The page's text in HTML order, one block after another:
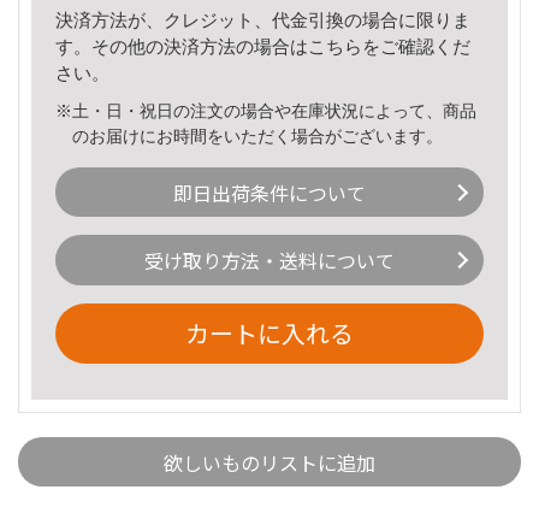
決済方法が、クレジット、代金引換の場合に限りま
す。その他の決済方法の場合はこちら をご確認くだ
さい。
※土・日・祝日の注文の場合や在庫状況によって、商品
のお届けにお時間をいただく場合がございます。
即日出荷条件について
受け取り方法・送料について
カートに入れる
欲しいものリストに追加